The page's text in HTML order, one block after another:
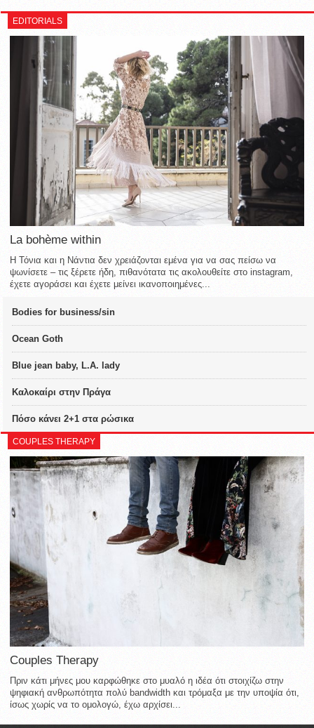
EDITORIALS
La bohème within
Η Τόνια και η Νάντια δεν χρειάζονται εμένα για να σας πείσω να
ψωνίσετε – τις ξέρετε ήδη, πιθανότατα τις ακολουθείτε στο instagram,
έχετε αγοράσει και έχετε μείνει ικανοποιημένες...
Bodies for business/sin
Ocean Goth
Blue jean baby, L.A. lady
Καλοκαίρι στην Πράγα
Πόσο κάνει 2+1 στα ρώσικα
COUPLES THERAPY
Couples Therapy
Πριν κάτι μήνες μου καρφώθηκε στο μυαλό η ιδέα ότι στοιχίζω στην
ψηφιακή ανθρωπότητα πολύ bandwidth και τρόμαξα με την υποψία ότι,
ίσως χωρίς να το ομολογώ, έχω αρχίσει...